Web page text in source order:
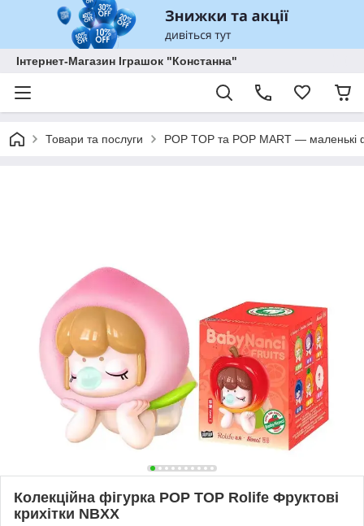
Інтернет-Магазин Іграшок "Констанна"
Товари та послуги POP TOP та POP MART — маленькі
Колекційна фігурка POP TOP Rolife Фруктові
крихітки NBXX